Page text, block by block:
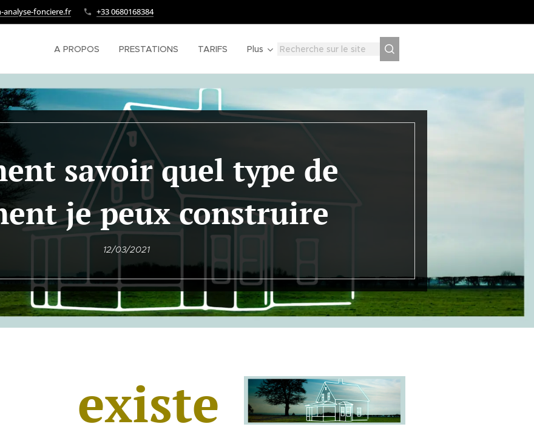
analyse-fonciere.fr +33 0680168384
A PROPOS PRESTATIONS TARIFS Plus
savoir quel type de
je peux construire
12/03/2021